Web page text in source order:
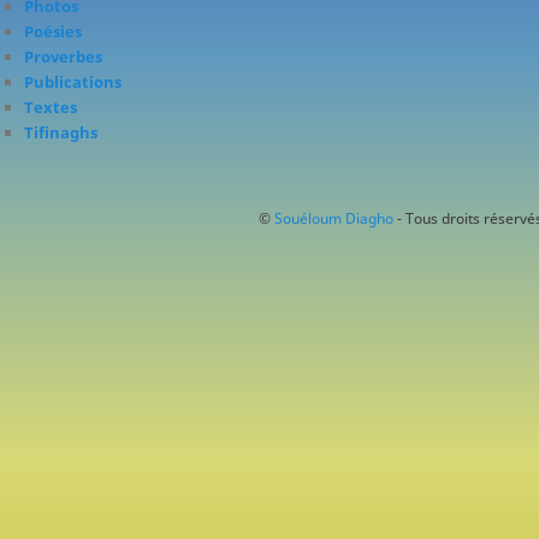
Photos
Poésies
Proverbes
Publications
Textes
Tifinaghs
© Souéloum Diagho- Tous droits